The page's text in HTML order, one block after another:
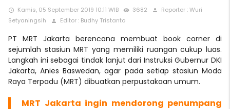
access_time Kamis, 05 September 2019 10:11 WIB remove_red_eye 3682 person
Reporter : Wuri
Setyaningsih
person Editor : Budhy Tristanto
PT MRT Jakarta berencana membuat book corner di
sejumlah stasiun MRT yang memiliki ruangan cukup luas.
Langkah ini sebagai tindak lanjut dari Instruksi Gubernur DKI
Jakarta, Anies Baswedan, agar pada setiap stasiun Moda
Raya Terpadu (MRT) dibuatkan perpustakaan umum.
MRT Jakarta ingin mendorong penumpang